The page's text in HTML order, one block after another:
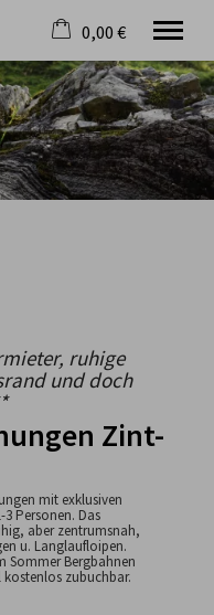
0,00 €
×
leer
ruhige
und doch
Zint-
mit exklusiven
Personen. Das
aber zentrumsnah,
u. Langlaufloipen.
Sommer Bergbahnen
zubuchbar.